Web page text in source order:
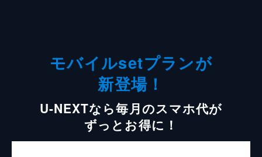
モバイルsetプランが
新登場！
U-NEXTなら毎月のスマホ代が
ずっとお得に！